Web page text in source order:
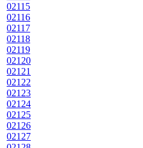
02115
02116
02117
02118
02119
02120
02121
02122
02123
02124
02125
02126
02127